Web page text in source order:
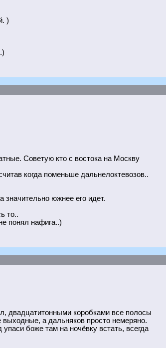
)
Советую кто с востока на Москву
когда поменьше дальнелоктевозов..
значительно южнее его идет.
то..
понял нафига..)
двадцатитонными коробками все полосы
а дальняков просто немеряно.
боже там на ночёвку встать, всегда